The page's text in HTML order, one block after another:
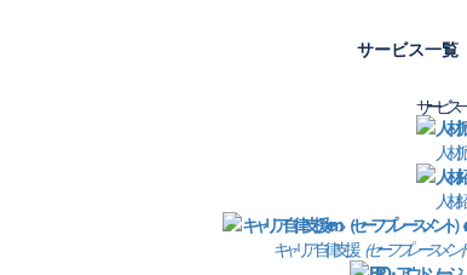
サービス一覧
サービス
人材
人材
キャリア自律支援（セーフプレースメン